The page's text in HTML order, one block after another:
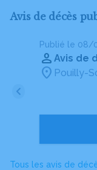
Avis de décès
Publié le 08/
Avis de
Pouilly-
Tous les avis de